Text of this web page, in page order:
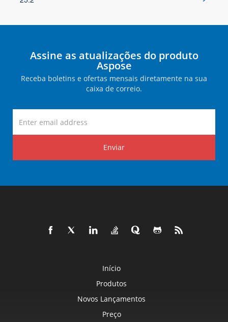
Assine as atualizações do produto
Aspose
Receba boletins e ofertas mensais diretamente na sua
caixa de correio.
Enviar
Início
Produtos
Novos Lançamentos
Preço